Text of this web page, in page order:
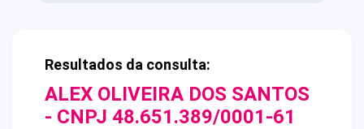
Resultados da consulta:
ALEX OLIVEIRA DOS SANTOS
- CNPJ 48.651.389/0001-61